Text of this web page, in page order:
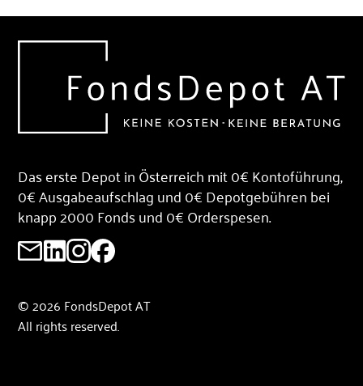
Das erste Depot in Österreich mit 0€ Kontoführung,
0€ Ausgabeaufschlag und 0€ Depotgebühren bei
knapp 2000 Fonds und 0€ Orderspesen.
© 2026 FondsDepot AT
All rights reserved.